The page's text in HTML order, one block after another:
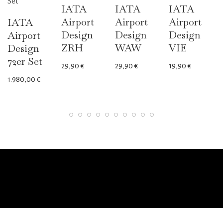
IATA
Airport
Design
72er Set
1.980,00€
IATA
Airport
Design
ZRH
29,90€
IATA
Airport
Design
WAW
29,90€
IATA
Airport
Design
VIE
19,90€